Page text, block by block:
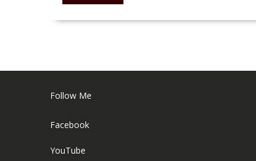
Follow Me
Facebook
YouTube